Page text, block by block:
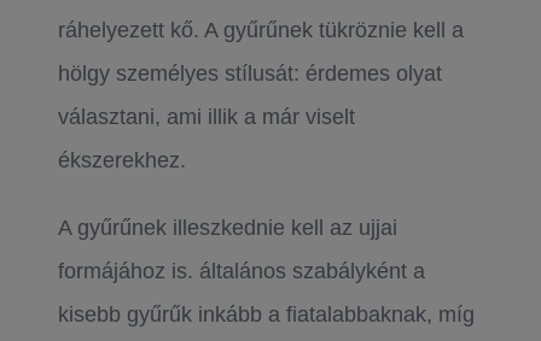
ráhelyezett kő. A gyűrűnek tükröznie kell a
hölgy személyes stílusát: érdemes olyat
választani, ami illik a már viselt
ékszerekhez.
A gyűrűnek illeszkednie kell az ujjai
formájához is. általános szabályként a
kisebb gyűrűk inkább a fiatalabbaknak, míg